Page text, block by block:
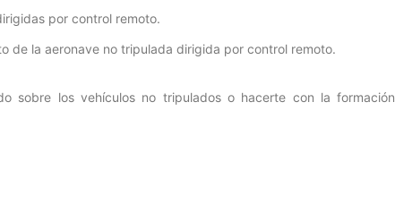
por control remoto.
de la aeronave no tripulada dirigida por control remoto.
sobre los vehículos no tripulados o hacerte con la formación